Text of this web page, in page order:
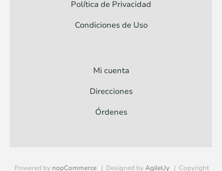
Política de Privacidad
Condiciones de Uso
Mi cuenta
Direcciones
Órdenes
Powered by nopCommerce Designed byAgileUy Copyright